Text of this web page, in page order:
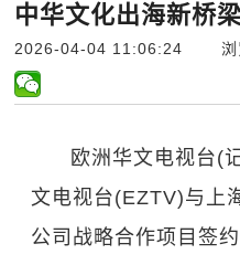
中华文化出海新桥梁
2026-04-04 11:06:24 浏
欧洲华文电视台(
文电视台(EZTV)与上
公司战略合作项目签